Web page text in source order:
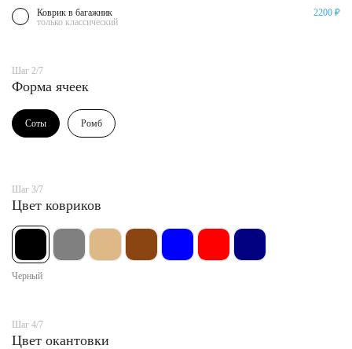
Коврик в багажник
только классический
2200 ₽
Шаг 2/7
Форма ячеек
Соты Ромб
Шаг 3/7
Цвет ковриков
Черный
Шаг 4/7
Цвет окантовки